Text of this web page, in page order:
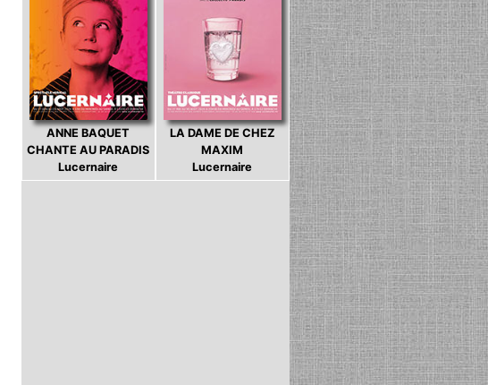
ANNE BAQUET
CHANTE AU PARADIS
Lucernaire
LA DAME DE CHEZ
MAXIM
Lucernaire